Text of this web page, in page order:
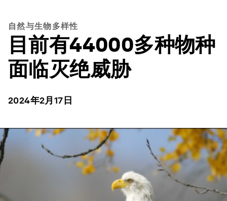
自然与生物多样性
目前有44000多种物种
面临灭绝威胁
2024年2月17日